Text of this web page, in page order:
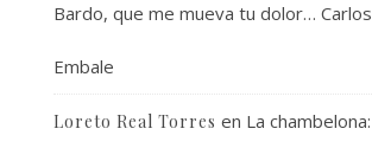
Bardo, que me mueva tu dolor… Carlos
Embale
Loreto Real Torres en La chambelona: